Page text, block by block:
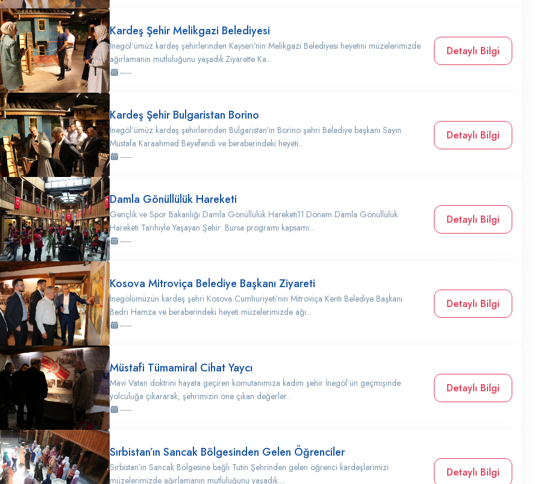
Kardeş Şehir Melikgazi Belediyesi
İnegöl’ümüz kardeş şehirlerinden Kayseri’nin Melikgazi Belediyesi heyetini müzelerimizde
ağırlamanın mutluluğunu yaşadık.Ziyarette Ka...
-----
Detaylı Bilgi
Kardeş Şehir Bulgaristan Borino
İnegöl’ümüz kardeş şehirlerinden Bulgaristan’ın Borino şehri Belediye başkanı Sayın
Mustafa Karaahmed Beyefendi ve beraberindeki heyeti...
-----
Detaylı Bilgi
Damla Gönüllülük Hareketi
Gençlik ve Spor Bakanlığı Damla Gönüllülük Hareketi11.Dönem Damla Gönüllülük
Hareketi Tarihiyle Yaşayan Şehir: Bursa programı kapsamı...
-----
Detaylı Bilgi
Kosova Mitroviça Belediye Başkanı Ziyareti
İnegölümüzün kardeş şehri Kosova Cumhuriyeti’nin Mitroviça Kenti Belediye Başkanı
Bedri Hamza ve beraberindeki heyeti müzelerimizde ağı...
-----
Detaylı Bilgi
Müstafi Tümamiral Cihat Yaycı
Mavi Vatan doktrini hayata geçiren komutanımıza kadim şehir İnegöl’ün geçmişinde
yolculuğa çıkararak, şehrimizin öne çıkan değerler...
-----
Detaylı Bilgi
Sırbistan’ın Sancak Bölgesinden Gelen Öğrenciler
Sırbistan’ın Sancak Bölgesine bağlı Tutin Şehrinden gelen öğrenci kardeşlerimizi
müzelerimizde ağırlamanın mutluluğunu yaşadık....
Detaylı Bilgi